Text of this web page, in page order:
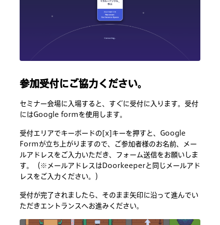
参加受付にご協力ください。
セミナー会場に入場すると、すぐに受付に入ります。受付
にはGoogle formを使用します。
受付エリアでキーボードの[x]キーを押すと、Google
Formが立ち上がりますので、ご参加者様のお名前、メー
ルアドレスをご入力いただき、フォーム送信をお願いしま
す。（※メールアドレスはDoorkeeperと同じメールアド
レスをご入力ください。）
受付が完了されましたら、そのまま矢印に沿って進んでい
ただきエントランスへお進みください。